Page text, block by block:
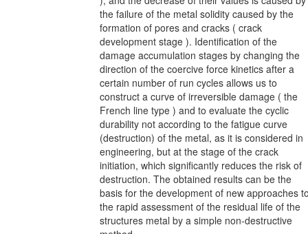
the failure of the metal solidity caused by the
formation of pores and cracks ( crack
development stage ). Identification of the
damage accumulation stages by changing the
direction of the coercive force kinetics after a
certain number of run cycles allows us to
construct a curve of irreversible damage ( the
French line type ) and to evaluate the cyclic
durability not according to the fatigue curve
(destruction) of the metal, as it is considered in
engineering, but at the stage of the crack
initiation, which significantly reduces the risk of
destruction. The obtained results can be the
basis for the development of new approaches
the rapid assessment of the residual life of the
structures metal by a simple non-destructive